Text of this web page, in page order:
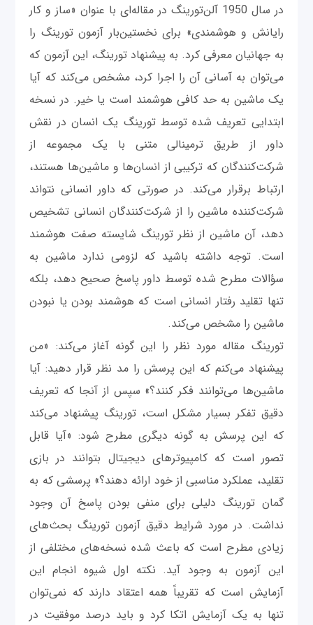
در سال 1950 آلن‌تورینگ در مقاله‌ای با عنوان «ساز و کار
رایانش و هوشمندی» برای نخستین‌بار آزمون تورینگ را
به جهانیان معرفی کرد. به پیشنهاد تورینگ، این آزمون که
می‌توان به آسانی آن را اجرا کرد، مشخص می‌کند که آیا
یک ماشین به حد کافی هوشمند است یا خیر. در نسخه
ابتدایی تعریف شده توسط تورینگ یک انسان در نقش
داور از طریق ترمینالی متنی با یک مجموعه از
شرکت‌کنندگان که ترکیبی از انسان‌ها و ماشین‌ها هستند،
ارتباط برقرار می‌کند. در صورتی که داور انسانی نتواند
شرکت‌کننده ماشین را از شرکت‌کنندگان انسانی تشخیص
دهد، آن ماشین از نظر تورینگ شایسته صفت هوشمند
است. توجه داشته باشید که لزومی ندارد ماشین به
سؤالات مطرح شده توسط داور پاسخ صحیح دهد، بلکه
تنها تقلید رفتار انسانی است که هوشمند بودن یا نبودن
ماشین را مشخص می‌کند.
تورینگ مقاله مورد نظر را این گونه آغاز می‌کند: «من
پیشنهاد می‌کنم که این پرسش را مد نظر قرار دهید: آیا
ماشین‌ها می‌توانند فکر کنند؟» سپس از آنجا که تعریف
دقیق تفکر بسیار مشکل است، تورینگ پیشنهاد می‌کند
که این پرسش به گونه دیگری مطرح شود‌: «آیا قابل
تصور است که کامپیوترهای دیجیتال بتوانند در بازی
تقلید، عملکرد مناسبی از خود ارائه دهند؟» پرسشی که به
گمان تورینگ دلیلی برای منفی بودن پاسخ آن وجود
نداشت. در مورد شرایط دقیق آزمون تورینگ بحث‌های
زیادی مطرح است که باعث شده‌ نسخه‌های مختلفی از
این آزمون به وجود آید. نکته اول شیوه انجام این
آزمایش است که تقریباً همه اعتقاد دارند که نمی‌توان
تنها به یک آزمایش اتکا کرد و باید درصد موفقیت در